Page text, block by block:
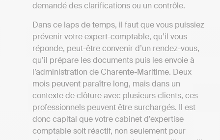
demandé des clarifications ou un contrôle.
Dans ce laps de temps, il faut que vous puissiez
prévenir votre expert-comptable, qu’il vous
réponde, peut-être convenir d’un rendez-vous,
qu’il prépare les documents puis les envoie à
l’administration de Charente-Maritime. Deux
mois peuvent paraître long, mais dans un
contexte de clôture avec plusieurs clients, ces
professionnels peuvent être surchargés. Il est
donc capital que votre cabinet d’expertise
comptable soit réactif, non seulement pour